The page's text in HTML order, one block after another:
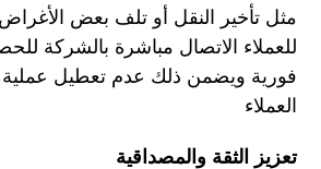
مثل تأخير النقل أو تلف بعض
للعملاء الاتصال مباشرة بالشركة
فورية ويضمن ذلك عدم تعطيل عملية
العملاء
تعزيز الثقة والمصداقية